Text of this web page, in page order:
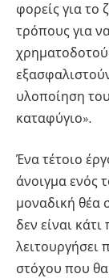
φορείς για
τρόπους για
υλοποίηση του
καταφύγιο».
Ένα τέτοιο
άνοιγμα ενός
μοναδική θέα
δεν είναι
λειτουργήσει
στόχου που θα